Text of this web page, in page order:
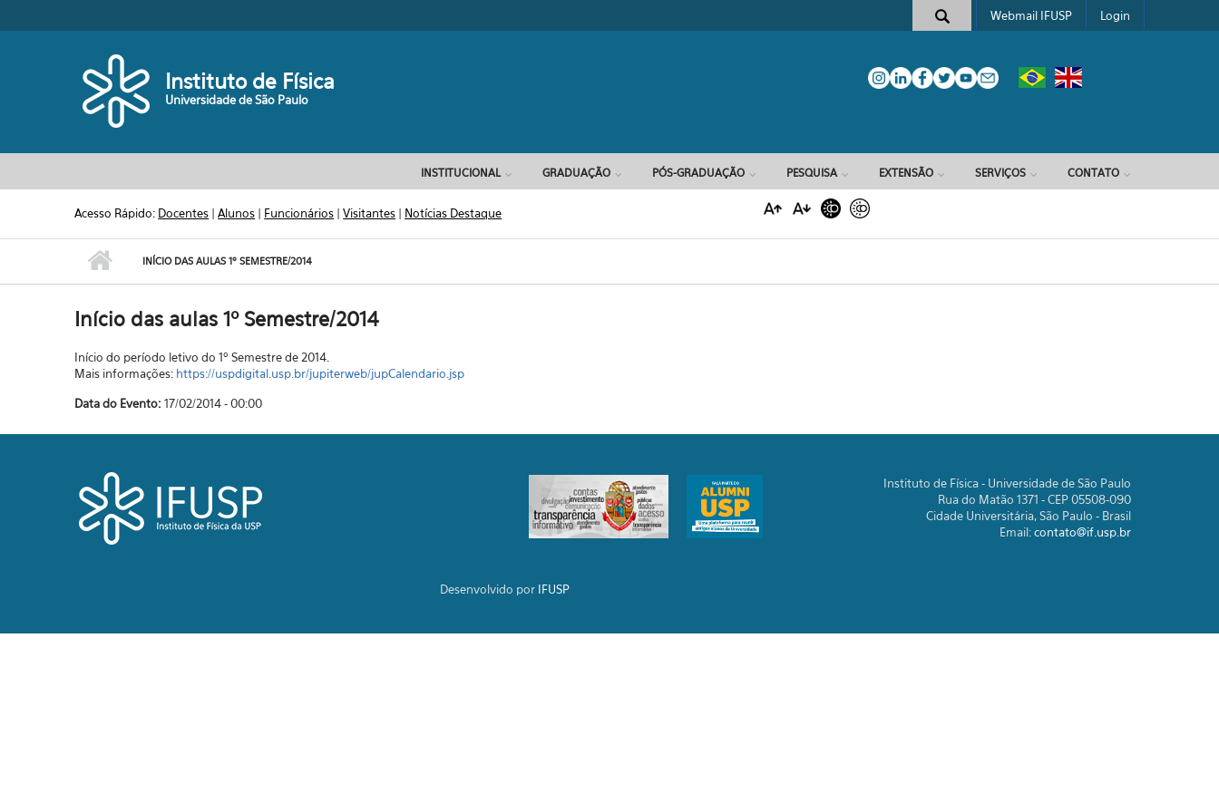
Formulário de busca
Webmail IFUSP Login
Instituto de Física
Universidade de São Paulo
INSTITUCIONAL GRADUAÇÃO PÓS-GRADUAÇÃO PESQUISA EXTENSÃO SERVIÇOS CONTATO
Acesso Rápido: Docentes |Alunos | Funcionários |Visitantes | Notícias Destaque
INÍCIO DAS AULAS 1º SEMESTRE/2014
Início das aulas 1º Semestre/2014
Início do período letivo do 1º Semestre de 2014.
Mais informações: https://uspdigital.usp.br/jupiterweb/jupCalendario.jsp
Data do Evento:17/02/2014 - 00:00
Instituto de Física - Universidade de São Paulo
Rua do Matão 1371 - CEP 05508-090
Cidade Universitária, São Paulo - Brasil
Email:contato@if.usp.br
Desenvolvido por IFUSP